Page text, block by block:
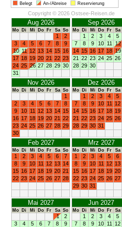
Belegt An-/Abreise Reservierung
Copyright © 2026 Ostsee-Reisen.de
Aug 2026
Mo Di Mi Do Fr Sa So
1
2
3
4 5 6 7 8
9
10 11 12 13 14 15 16
17 18 19 20 21 22 23
24 25 26 27 28 29 30
31
Sep 2026
Mo Di Mi Do Fr Sa
1 2 3 4 5
7
8 9 10 11 12
14 15 16 17 18 19
21 22 23 24 25 26
28 29 30
Nov 2026
Mo Di Mi Do Fr Sa So
1
2
3 4 5 6 7
8
9
10 11 12 13 14 15
16 17 18 19 20 21 22
23 24 25 26 27 28 29
30
Dez 2026
Mo Di Mi Do Fr Sa
1 2 3 4 5
7
8 9 10 11 12
14 15 16 17 18 19
21 22 23 24 25 26
28 29 30 31
Feb 2027
Mo Di Mi Do Fr Sa So
1 2 3 4 5 6
7
8
9 10 11 12 13 14
15 16 17 18 19 20 21
22 23 24 25 26 27 28
Mrz 2027
Mo Di Mi Do Fr Sa
1 2 3 4 5 6
8
9 10 11 12 13
15 16 17 18 19 20
22 23 24 25 26 27
29 30 31
Mai 2027
Mo Di Mi Do Fr Sa So
1
2
3
4 5 6 7 8
9
Jun 2027
Mo Di Mi Do Fr Sa
1 2 3 4 5
7
8 9 10 11 12